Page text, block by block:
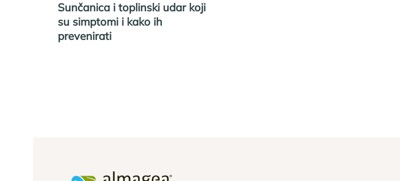
Sunčanica i toplinski udar koji
su simptomi i kako ih
prevenirati